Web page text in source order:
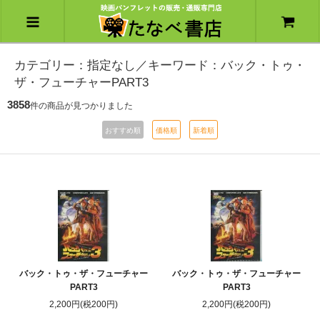
カテゴリー：指定なし／キーワード：バック・トゥ・
ザ・フューチャーPART3
3858件の商品が見つかりました
おすすめ順 価格順 新着順
バック・トゥ・ザ・フューチャー
PART3
2,200円(税200円)
バック・トゥ・ザ・フューチャー
PART3
2,200円(税200円)